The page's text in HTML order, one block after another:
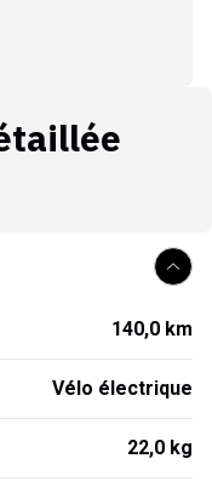
140,0 km
Vélo électrique
22,0 kg